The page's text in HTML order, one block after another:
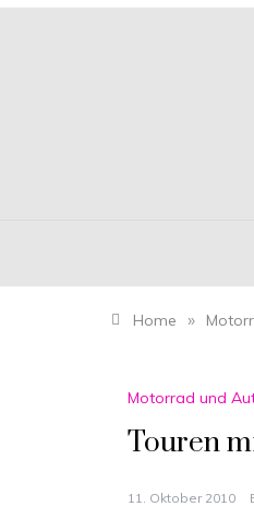
Skip
Home »
Motorrad und
Touren
11. Oktober 2010